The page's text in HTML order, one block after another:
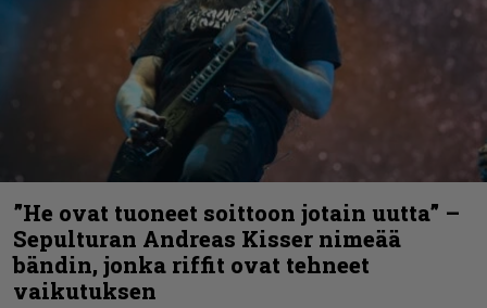
”He ovat tuoneet soittoon jotain uutta” –
Sepulturan Andreas Kisser nimeää
bändin, jonka riffit ovat tehneet
vaikutuksen